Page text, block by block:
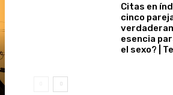
Citas en
cinco
esencia
el sexo? |